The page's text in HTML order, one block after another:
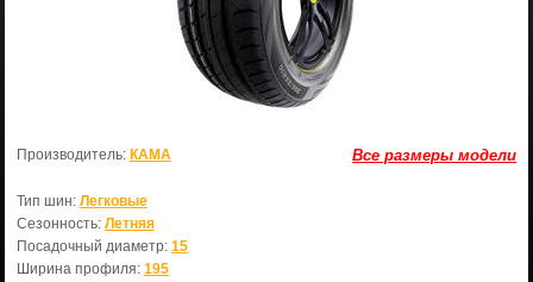
Все размеры модели
Производитель: КАМА
Тип шин: Легковые
Сезонность: Летняя
Посадочный диаметр: 15
Ширина профиля: 195